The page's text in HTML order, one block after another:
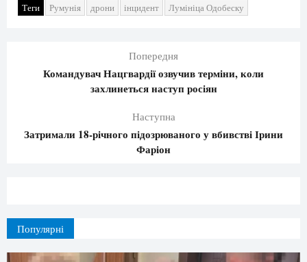
Теги Румунія дрони інцидент Лумініца Одобеску
Попередня
Командувач Нацгвардії озвучив терміни, коли
захлинеться наступ росіян
Наступна
Затримали 18-річного підозрюваного у вбивстві Ірини
Фаріон
Популярні